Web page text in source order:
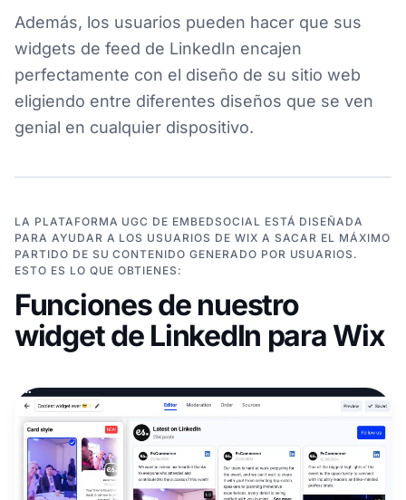
Además, los usuarios pueden hacer que sus
widgets de feed de LinkedIn encajen
perfectamente con el diseño de su sitio web
eligiendo entre diferentes diseños que se ven
genial en cualquier dispositivo.
LA PLATAFORMA UGC DE EMBEDSOCIAL ESTÁ DISEÑADA
PARA AYUDAR A LOS USUARIOS DE WIX A SACAR EL MÁXIMO
PARTIDO DE SU CONTENIDO GENERADO POR USUARIOS.
ESTO ES LO QUE OBTIENES:
Funciones de nuestro
widget de LinkedIn para Wix